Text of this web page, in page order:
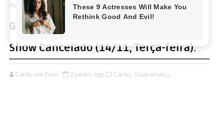
Rodeio Show Cancelado (14/11, Terça-feira).
Guaraniaçu - Último Dia Do Rodeio
Show Cancelado (14/11, Terça-feira).
Cantu em Foco 3 years ago Cantu, Guaraniaçu,